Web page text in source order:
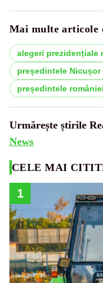
Mai multe articole
alegeri prezidențiale
președintele Nicușor
președintele
Urmărește știrile
News
CELE MAI
1